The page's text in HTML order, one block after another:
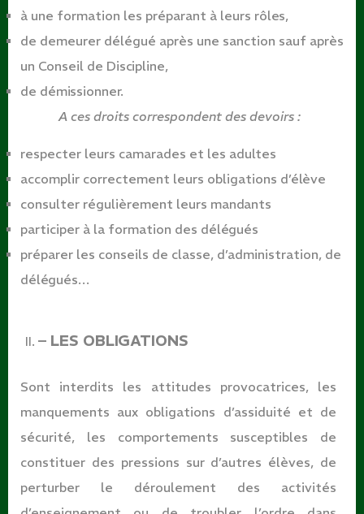
à une formation les préparant à leurs rôles,
de demeurer délégué après une sanction sauf après
un Conseil de Discipline,
de démissionner.
A ces droits correspondent des devoirs :
respecter leurs camarades et les adultes
accomplir correctement leurs obligations d’élève
consulter régulièrement leurs mandants
participer à la formation des délégués
préparer les conseils de classe, d’administration, de
délégués…
– LES OBLIGATIONS
Sont interdits les attitudes provocatrices, les
manquements aux obligations d’assiduité et de
sécurité, les comportements susceptibles de
constituer des pressions sur d’autres élèves, de
perturber le déroulement des activités